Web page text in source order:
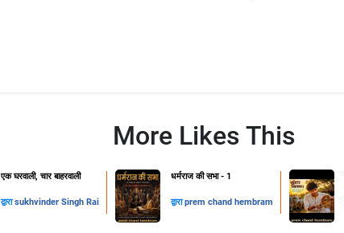
More Likes This
एक घरवाली, चार बाहरवाली
द्वाराsukhvinder Singh Rai
धर्मराज की सभा - 1
द्वाराprem chand hembram